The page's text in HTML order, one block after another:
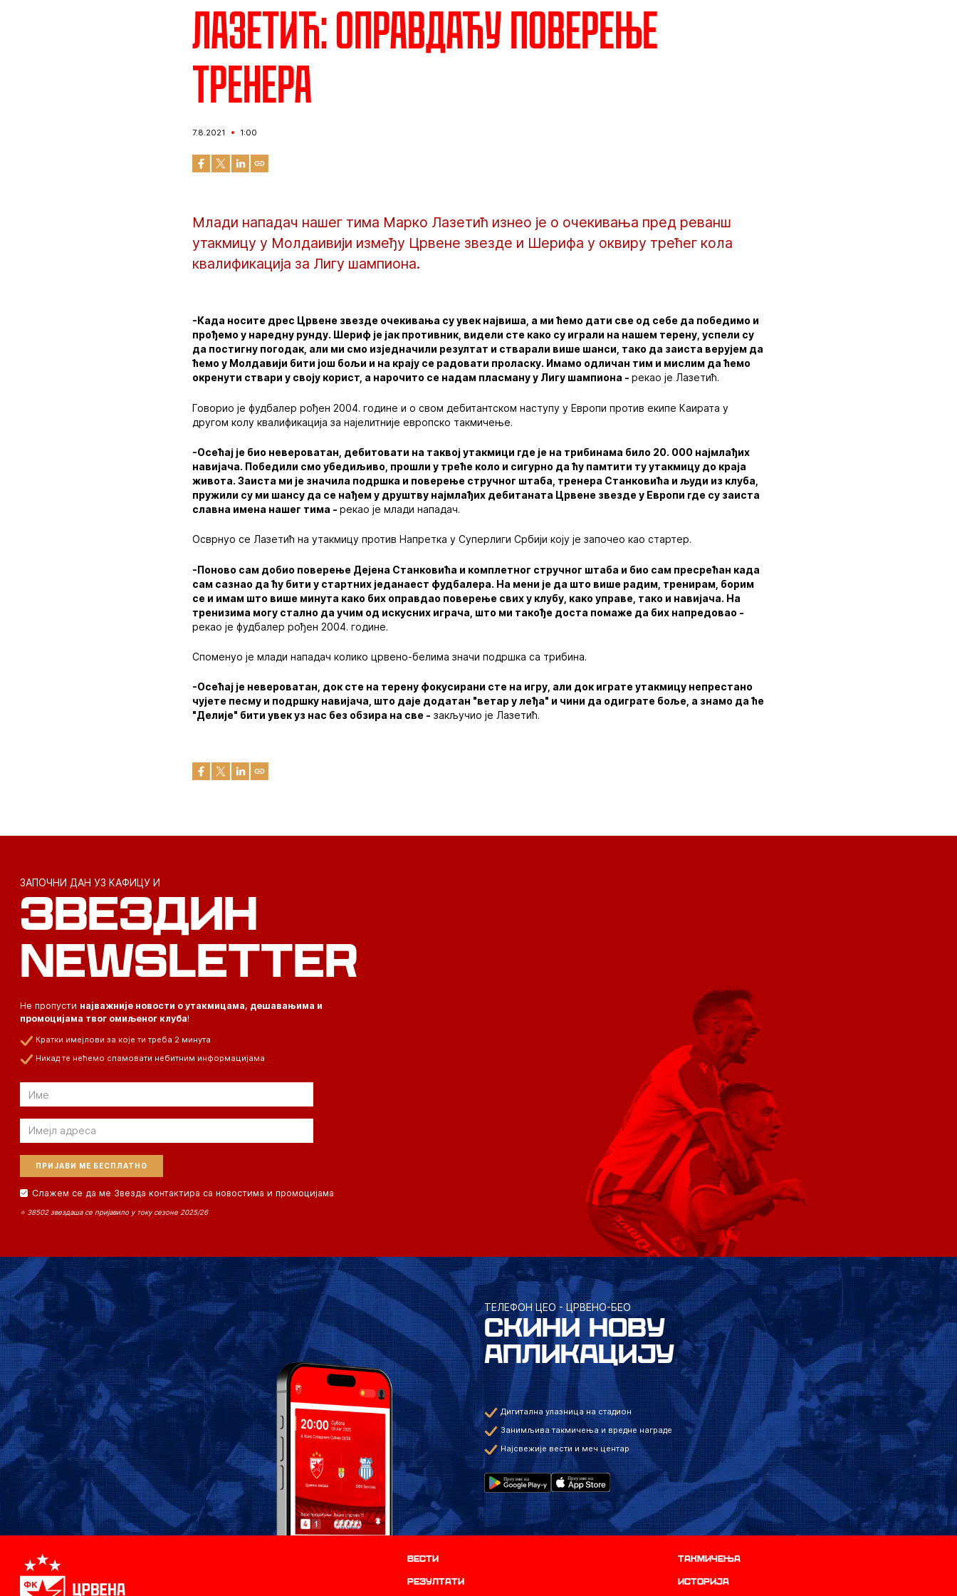
Лазетић: Оправдаћу поверење
тренера
7.8.2021 1:00
Млади нападач нашег тима Марко Лазетић изнео је о очекивања пред реванш
утакмицу у Молдаивији између Црвене звезде и Шерифа у оквиру трећег кола
квалификација за Лигу шампиона.
-Када носите дрес Црвене звезде очекивања су увек највиша, а ми ћемо дати све од себе да победимо и
прођемо у наредну рунду. Шериф је јак противник, видели сте како су играли на нашем терену, успели су
да постигну погодак, али ми смо изједначили резултат и стварали више шанси, тако да заиста верујем да
ћемо у Молдавији бити још бољи и на крају се радовати проласку. Имамо одличан тим и мислим да ћемо
окренути ствари у своју корист, а нарочито се надам пласману у Лигу шампиона -рекао је Лазетић.
Говорио је фудбалер рођен 2004. године и о свом дебитантском наступу у Европи против екипе Каирата у
другом колу квалификација за најелитније европско такмичење.
-Осећај је био невероватан, дебитовати на таквој утакмици где је на трибинама било 20. 000 најмлађих
навијача. Победили смо убедиљиво, прошли у треће коло и сигурно да ћу памтити ту утакмицу до краја
живота. Заиста ми је значила подршка и поверење стручног штаба, тренера Станковића и људи из клуба,
пружили су ми шансу да се нађем у друштву најмлађих дебитаната Црвене звезде у Европи где су заиста
славна имена нашег тима -рекао је млади нападач.
Осврнуо се Лазетић на утакмицу против Напретка у Суперлиги Србији коју је започео као стартер.
-Поново сам добио поверење Дејена Станковића и комплетног стручног штаба и био сам пресрећан када
сам сазнао да ћу бити у стартних једанаест фудбалера. На мени је да што више радим, тренирам, борим
се и имам што више минута како бих оправдао поверење свих у клубу, како управе, тако и навијача. На
тренизима могу стално да учим од искусних играча, што ми такође доста помаже да бих напредовао -
рекао је фудбалер рођен 2004. године.
Споменуо је млади нападач колико црвено-белима значи подршка са трибина.
-Осећај је невероватан, док сте на терену фокусирани сте на игру, али док играте утакмицу непрестано
чујете песму и подршку навијача, што даје додатан "ветар у леђа" и чини да одиграте боље, а знамо да ће
"Делије" бити увек уз нас без обзира на све - закључио је Лазетић.
ЗАПОЧНИ ДАН УЗ КАФИЦУ И
ЗВЕЗДИН
NEWSLETTER
Не пропусти најважније новости о утакмицама, дешавањима и
промоцијама твог омиљеног клуба!
Кратки имејлови за које ти треба 2 минута
Никад те нећемо спамовати небитним информацијама
Email
Email
Слажем се да ме Звезда контактира са новостима и промоцијама
⭐ 38502 звездаша се пријавило у току сезоне 2025/26
ТЕЛЕФОН ЦЕО - ЦРВЕНО-БЕО
СКИНИ НОВУ
АПЛИКАЦИЈУ
Дигитална улазница на стадион
Занимљива такмичења и вредне награде
Најсвежије вести и меч центар
Вести Такмичења
резултати историја